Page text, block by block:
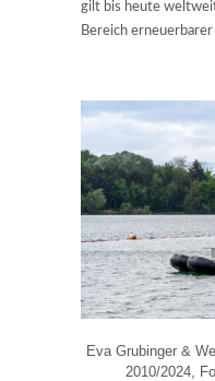
gilt bis heute
Bereich
Eva Grubinger &
2010/2024,